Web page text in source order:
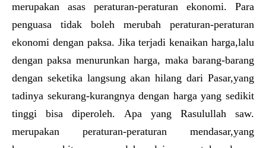
merupakan asas peraturan-peraturan ekonomi. Para
penguasa tidak boleh merubah peraturan-peraturan
ekonomi dengan paksa. Jika terjadi kenaikan harga,lalu
dengan paksa menurunkan harga, maka barang-barang
dengan seketika langsung akan hilang dari Pasar,yang
tadinya sekurang-kurangnya dengan harga yang sedikit
tinggi bisa diperoleh. Apa yang Rasulullah saw.
merupakan peraturan-peraturan mendasar,yang